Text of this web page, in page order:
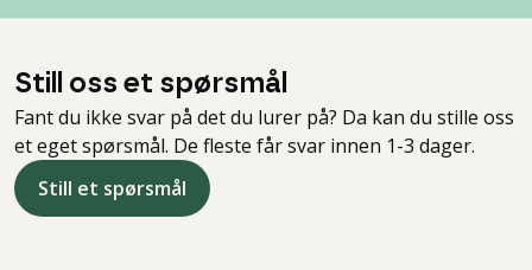
Still oss et spørsmål
Fant du ikke svar på det du lurer på? Da kan du stille oss
et eget spørsmål. De fleste får svar innen 1-3 dager.
Still et spørsmål